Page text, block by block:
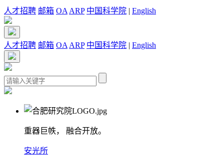
人才招聘 邮箱 OA ARP 中国科学院 | English
人才招聘 邮箱 OA ARP 中国科学院 | English
重器巨帙， 融合开放。
安光所